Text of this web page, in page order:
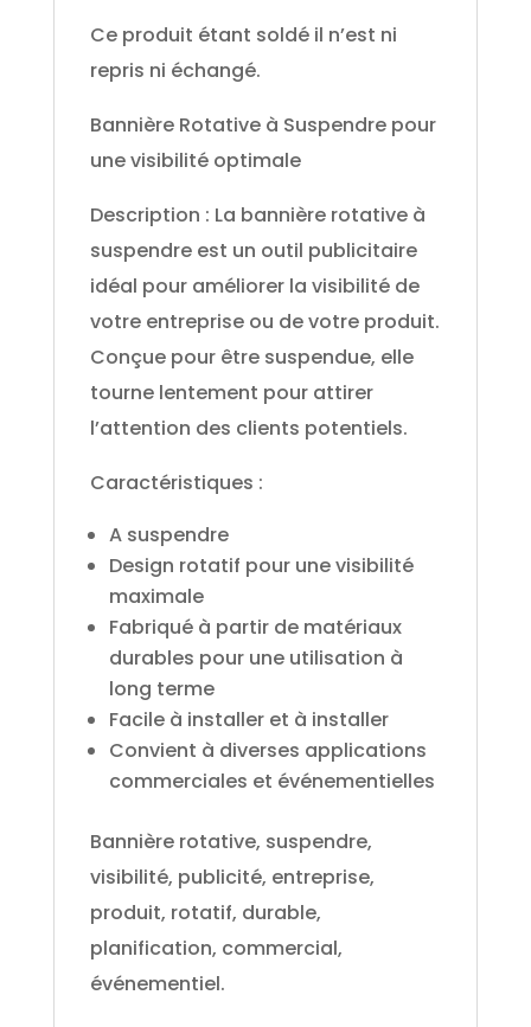
Ce produit étant soldé il n’est ni
repris ni échangé.
Bannière Rotative à Suspendre pour
une visibilité optimale
Description : La bannière rotative à
suspendre est un outil publicitaire
idéal pour améliorer la visibilité de
votre entreprise ou de votre produit.
Conçue pour être suspendue, elle
tourne lentement pour attirer
l’attention des clients potentiels.
Caractéristiques :
A suspendre
Design rotatif pour une visibilité
maximale
Fabriqué à partir de matériaux
durables pour une utilisation à
long terme
Facile à installer et à installer
Convient à diverses applications
commerciales et événementielles
Bannière rotative, suspendre,
visibilité, publicité, entreprise,
produit, rotatif, durable,
planification, commercial,
événementiel.